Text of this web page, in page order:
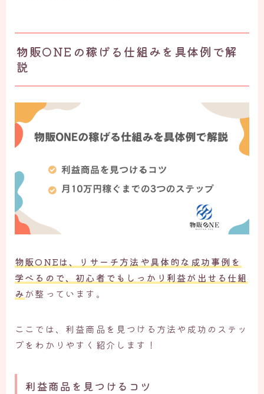
物販ONEの稼げる仕組みを具体例で解
説
物販ONEは、
リサーチ方法や具体的な成功事例を
学べるので、初心者でもしっかり利益が出せる仕組
みが整っています。
ここでは、利益商品を見つける方法や成功のステッ
プをわかりやすく紹介します！
利益商品を見つけるコツ